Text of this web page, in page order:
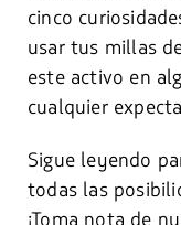
cinco
usar tus millas
este activo en
cualquier
Sigue leyendo
todas las
¡Toma nota de